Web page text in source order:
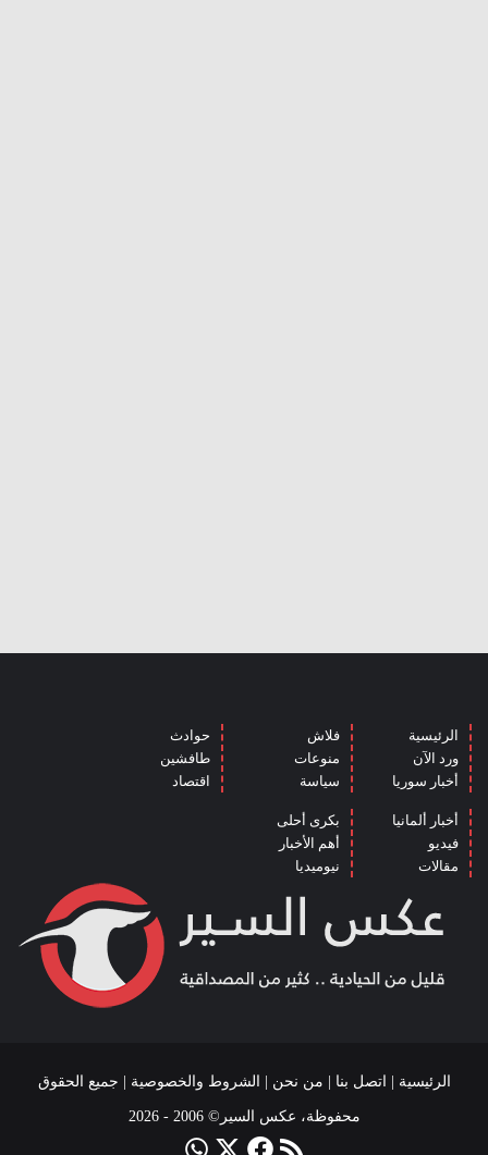
الرئيسية
ورد الآن
أخبار سوريا
فلاش
منوعات
سياسة
حوادث
طافشين
اقتصاد
أخبار ألمانيا
فيديو
مقالات
بكرى أحلى
أهم الأخبار
نيوميديا
الرئيسية اتصل بنا من نحن الشروط والخصوصية | جميع الحقوق
محفوظة، عكس السير© 2006 - 2026